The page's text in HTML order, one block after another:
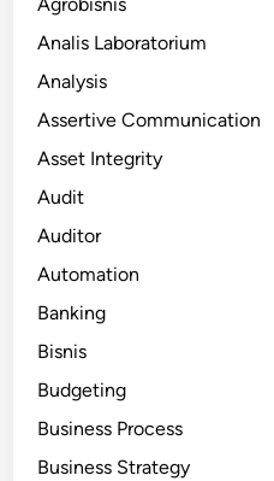
Analis Laboratorium
Analysis
Assertive Communication
Asset Integrity
Audit
Auditor
Automation
Banking
Bisnis
Budgeting
Business Process
Business Strategy